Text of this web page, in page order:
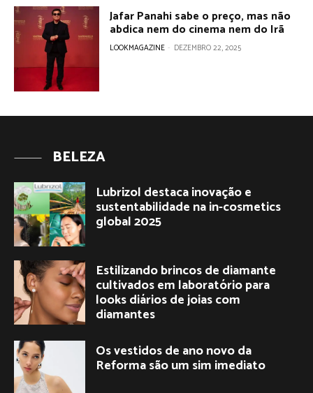
Jafar Panahi sabe o preço, mas não
abdica nem do cinema nem do Irã
LOOKMAGAZINE - DEZEMBRO 22, 2025
BELEZA
Lubrizol destaca inovação e
sustentabilidade na in-cosmetics
global 2025
Estilizando brincos de diamante
cultivados em laboratório para
looks diários de joias com
diamantes
Os vestidos de ano novo da
Reforma são um sim imediato